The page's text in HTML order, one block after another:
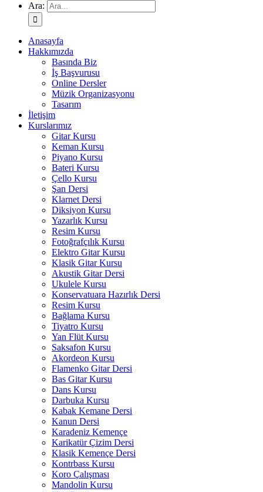
Ara:
Anasayfa
Hakkımızda
Basında Biz
İş Başvurusu
Online Dersler
Müzik Organizasyonu
Tasarım
İletişim
Kurslarımız
Gitar Kursu
Keman Kursu
Piyano Kursu
Bateri Kursu
Çello Kursu
Şan Dersi
Klarnet Dersi
Diksiyon Kursu
Yazarlık Kursu
Resim Kursu
Fotoğrafçılık Kursu
Elektro Gitar Kursu
Klasik Gitar Kursu
Akustik Gitar Dersi
Ukulele Kursu
Konservatuara Hazırlık Dersi
Resim Kursu
Bağlama Kursu
Tiyatro Kursu
Yan Flüt Kursu
Saksafon Kursu
Akordeon Kursu
Flamenko Gitar Dersi
Bas Gitar Kursu
Dans Kursu
Darbuka Kursu
Kabak Kemane Dersi
Kanun Dersi
Karadeniz Kemençe
Karikatür Çizim Dersi
Klasik Kemençe Dersi
Kontrbass Kursu
Koro Çalışması
Mandolin Kursu